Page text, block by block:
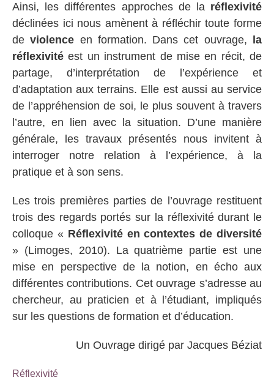
Ainsi, les différentes approches de la réflexivité
déclinées ici nous amènent à réfléchir toute forme
deviolence en formation. Dans cet ouvrage,
la
réflexivité est un instrument de mise en récit, de
partage, d’interprétation de l’expérience et
d’adaptation aux terrains. Elle est aussi au service
de l’appréhension de soi, le plus souvent à travers
l’autre, en lien avec la situation. D’une manière
générale, les travaux présentés nous invitent à
interroger notre relation à l’expérience, à la
pratique et à son sens.
Les trois premières parties de l’ouvrage restituent
trois des regards portés sur la réflexivité durant le
colloque « Réflexivité en contextes de diversité
» (Limoges, 2010). La quatrième partie est une
mise en perspective de la notion, en écho aux
différentes contributions. Cet ouvrage s’adresse au
chercheur, au praticien et à l’étudiant, impliqués
sur les questions de formation et d’éducation.
Un Ouvrage dirigé par Jacques Béziat
Réflexivité